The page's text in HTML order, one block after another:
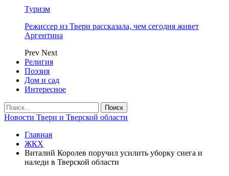
Туризм
Режиссер из Твери рассказала, чем сегодня живет
Аргентина
Prev Next
Религия
Поэзия
Дом и сад
Интересное
Новости Твери и Тверской области
Главная
ЖКХ
Виталий Королев поручил усилить уборку снега и
наледи в Тверской области